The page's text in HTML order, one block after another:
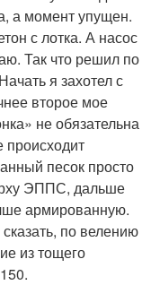
а момент упущен.
с лотка. А насос
Так что решил по
я захотел с
второе мое
не обязательна
происходит
песок просто
ЭППС, дальше
армированную.
по велению
из тощего